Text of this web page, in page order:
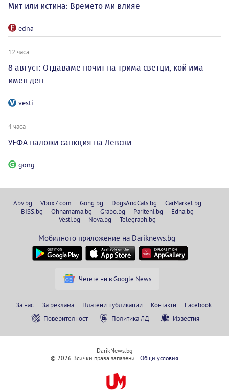
Мит или истина: Времето ми влияе
edna
12 часа
8 август: Отдаваме почит на трима светци, кой има
имен ден
vesti
4 часа
УЕФА наложи санкция на Левски
gong
Abv.bg Vbox7.com Gong.bg DogsAndCats.bg
CarMarket.bg
BISS.bg
Ohnamama.bg Grabo.bg Pariteni.bg
Edna.bg
Vesti.bg
Nova.bg Telegraph.bg
Мобилното приложение на Dariknews.bg
Четете ни в Google News
За нас За реклама Платени публикации Контакти
Facebook
Поверителност
Политика ЛД Известия
DarikNews.bg
© 2026 Всички права запазени.
Общи условия